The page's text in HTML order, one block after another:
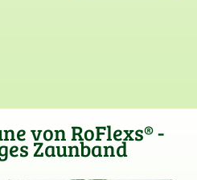
von RoFlexs® -
Zaunband